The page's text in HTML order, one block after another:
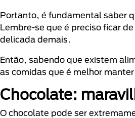
Portanto, é fundamental saber
Lembre-se que é preciso ficar
delicada demais.
Então, sabendo que existem
as comidas que é melhor
Chocolate:
O chocolate pode ser